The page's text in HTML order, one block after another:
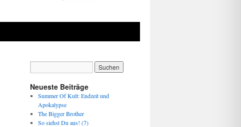
Neueste Beiträge
Summer Of Kult: Endzeit und
Apokalypse
The Bigger Brother
So siehst Du aus! (7)